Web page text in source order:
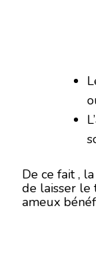
De ce fait ,
de laisser le
ameux